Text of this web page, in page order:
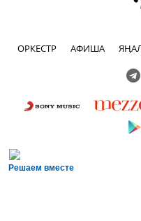
ОРКЕСТР АФИША
Решаем вместе